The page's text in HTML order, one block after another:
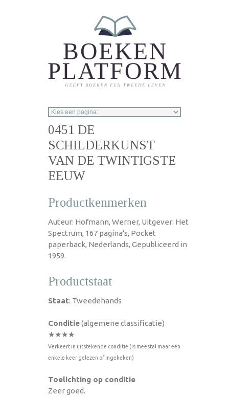
0451 DE
SCHILDERKUNST
VAN DE TWINTIGSTE
EEUW
Productkenmerken
Auteur: Hofmann, Werner, Uitgever: Het
Spectrum, 167 pagina's, Pocket
paperback, Nederlands, Gepubliceerd in
1959.
Productstaat
Staat: Tweedehands
Conditie(algemene classificatie)
★★★★
Verkeert in uitstekende conditie (is meestal maar een
enkele keer gelezen of ingekeken)
Toelichting op conditie
Zeer goed.